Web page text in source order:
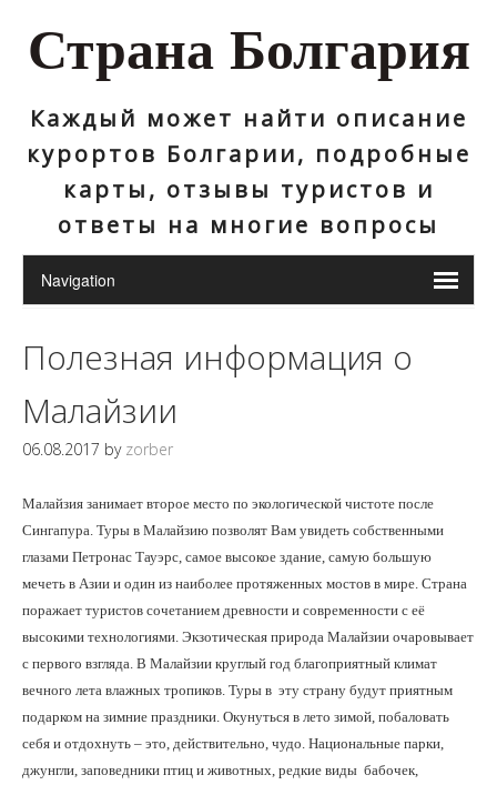
Страна Болгария
Каждый может найти описание
курортов Болгарии, подробные
карты, отзывы туристов и
ответы на многие вопросы
Полезная информация о
Малайзии
06.08.2017 by zorber
Малайзия занимает второе место по экологической чистоте после
Сингапура. Туры в Малайзию позволят Вам увидеть собственными
глазами Петронас Тауэрс, самое высокое здание, самую большую
мечеть в Азии и один из наиболее протяженных мостов в мире. Страна
поражает туристов сочетанием древности и современности с её
высокими технологиями. Экзотическая природа Малайзии очаровывает
с первого взгляда. В Малайзии круглый год благоприятный климат
вечного лета влажных тропиков. Туры в эту страну будут приятным
подарком на зимние праздники. Окунуться в лето зимой, побаловать
себя и отдохнуть – это, действительно, чудо. Национальные парки,
джунгли, заповедники птиц и животных, редкие виды бабочек,